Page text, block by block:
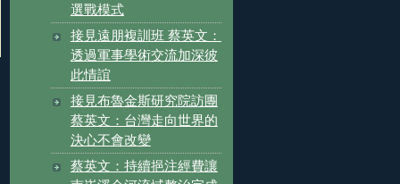
選戰模式
接見遠朋複訓班 蔡英文：
透過軍事學術交流加深彼
此情誼
接見布魯金斯研究院訪團
蔡英文：台灣走向世界的
決心不會改變
蔡英文：持續挹注經費讓